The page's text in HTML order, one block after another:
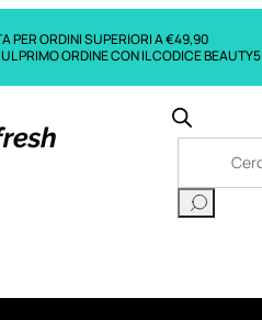
PER ORDINI SUPERIORI A €49,90
PRIMO ORDINE CON IL CODICE BEAUTY5